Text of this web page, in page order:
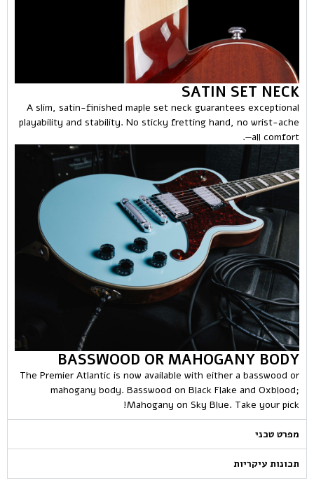
SATIN SET NECK
A slim, satin-finished maple set neck guarantees exceptional
playability and stability. No sticky fretting hand, no wrist-ache
—all comfort.
BASSWOOD OR MAHOGANY BODY
The Premier Atlantic is now available with either a basswood or
mahogany body. Basswood on Black Flake and Oxblood;
Mahogany on Sky Blue. Take your pick!
מפרט טכני
תכונות עיקריות